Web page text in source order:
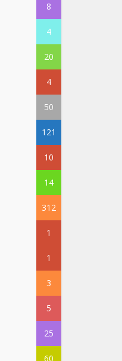
8
4
20
4
50
121
10
14
312
1
1
3
5
25
60